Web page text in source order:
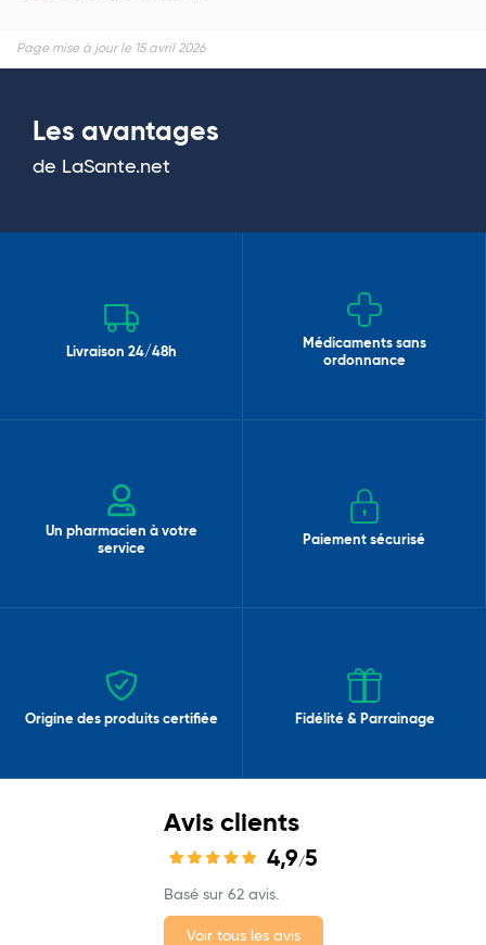
Page mise à jour le 15 avril 2026
Les avantages
de LaSante.net
Livraison 24/48h
Médicaments sans
ordonnance
Un pharmacien à votre
service
Paiement sécurisé
Origine des produits certifiée Fidélité & Parrainage
Avis clients
4,9/5
Basé sur 62 avis.
Voir tous les avis